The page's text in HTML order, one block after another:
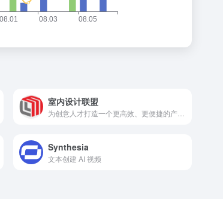
室内设计联盟
Synthesia
文本创建 AI 视频